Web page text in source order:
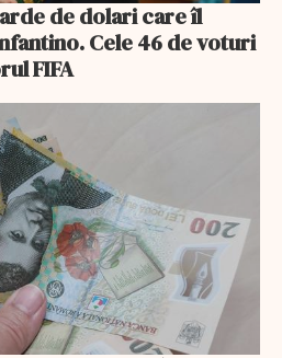
de dolari care îl
Cele 46 de voturi
FIFA